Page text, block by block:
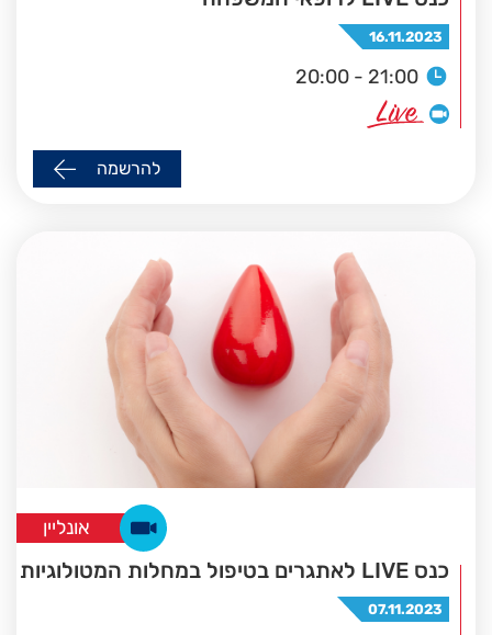
16.11.2023
20:00 - 21:00
להרשמה
אונליין
כנס LIVE לאתגרים בטיפול במחלות המטולוגיות
07.11.2023